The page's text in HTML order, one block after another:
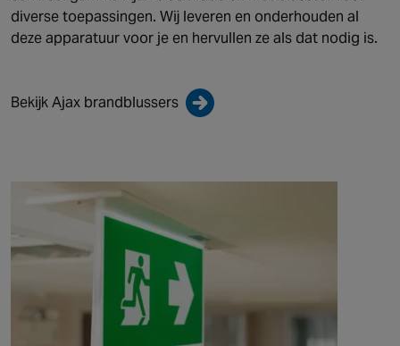
diverse toepassingen. Wij leveren en onderhouden al
deze apparatuur voor je en hervullen ze als dat nodig is.
Bekijk Ajax brandblussers